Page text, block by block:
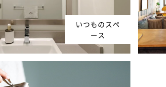
いつものスペ
ース